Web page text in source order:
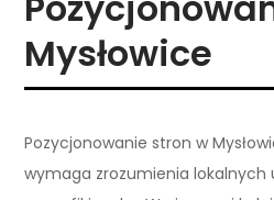
Mysłowice
Pozycjonowanie stron w
wymaga zrozumienia lokalnych